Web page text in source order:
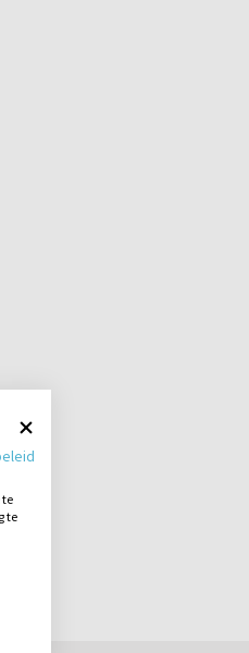
te
te